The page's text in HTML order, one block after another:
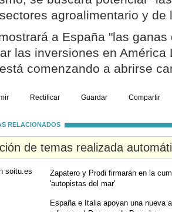
agroalimentario y de
a España "las
las inversiones en América
comenzando a abrirse
Rectificar Guardar Compartir
RELACIONADOS
de temas realizada
soitu.es
Zapatero y Prodi firmarán en la
'autopistas del mar'
España e Italia apoyan una nueva